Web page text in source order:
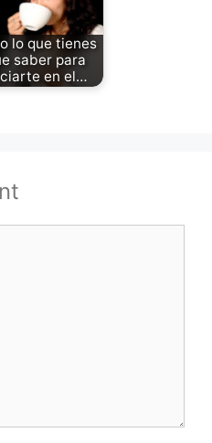
lo que tienes
saber para
en el…